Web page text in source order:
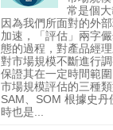
常是個
因為我們所面對的外
加速，「評估」兩字
態的過程，對產品經
對市場規模不斷進行
保證其在一定時間範圍
市場規模評估的三種類
SAM、SOM 根據史丹
時也是...